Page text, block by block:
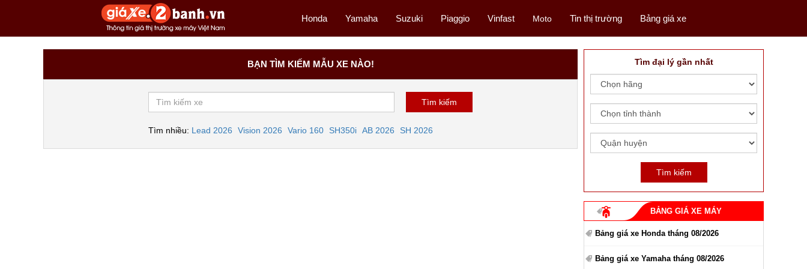
Honda Yamaha Suzuki Piaggio Vinfast Moto Tin thị trường Bảng giá xe
BẠN TÌM KIẾM MẪU XE NÀO!
Tìm nhiều: Lead 2026 Vision 2026 Vario 160 SH350i AB 2026 SH 2026
Tìm đại lý gần nhất
BẢNG GIÁ XE MÁY
Bảng giá xe Honda tháng 08/2026
Bảng giá xe Yamaha tháng 08/2026